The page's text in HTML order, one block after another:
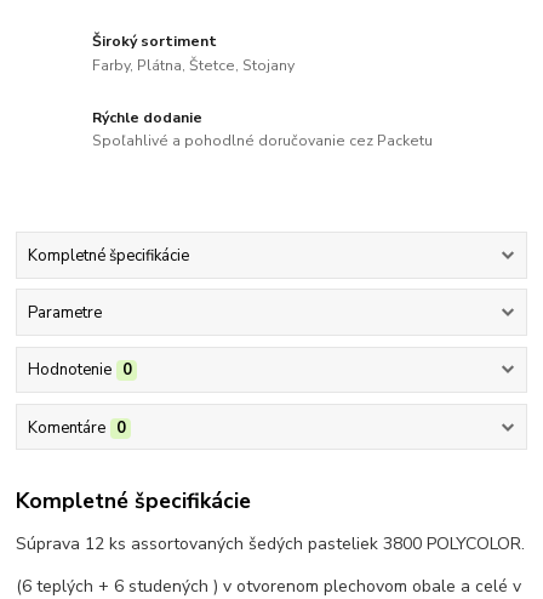
Široký sortiment
Farby, Plátna, Štetce, Stojany
Rýchle dodanie
Spoľahlivé a pohodlné doručovanie cez Packetu
Kompletné špecifikácie
Parametre
Hodnotenie 0
Komentáre 0
Kompletné špecifikácie
Súprava 12 ks assortovaných šedých pasteliek 3800 POLYCOLOR.
(6 teplých + 6 studených ) v otvorenom plechovom obale a celé v